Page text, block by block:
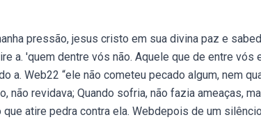
pressão, jesus cristo em sua divina paz e
a. 'quem dentre vós não. Aquele que de entre vós
a. Web22 “ele não cometeu pecado algum, nem
não revidava; Quando sofria, não fazia ameaças,
atire pedra contra ela. Webdepois de um